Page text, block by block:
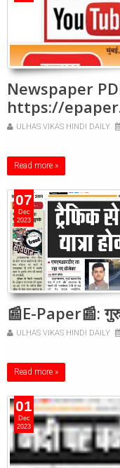
Newspaper
https://
ULHAS VIKAS HINDI DAILY
Read more »
07
Dec
2023
📰E-Paper📰:
ULHAS VIKAS HINDI DAILY
Read more »
01
Dec
2023